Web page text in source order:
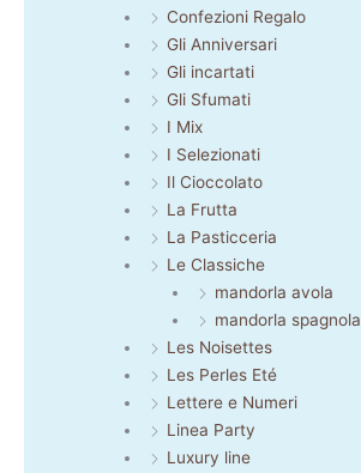
Confezioni Regalo
Gli Anniversari
Gli incartati
Gli Sfumati
I Mix
I Selezionati
Il Cioccolato
La Frutta
La Pasticceria
Le Classiche
mandorla avola
mandorla spagnola
Les Noisettes
Les Perles Eté
Lettere e Numeri
Linea Party
Luxury line